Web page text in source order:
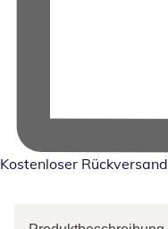
Kostenloser Rückversand